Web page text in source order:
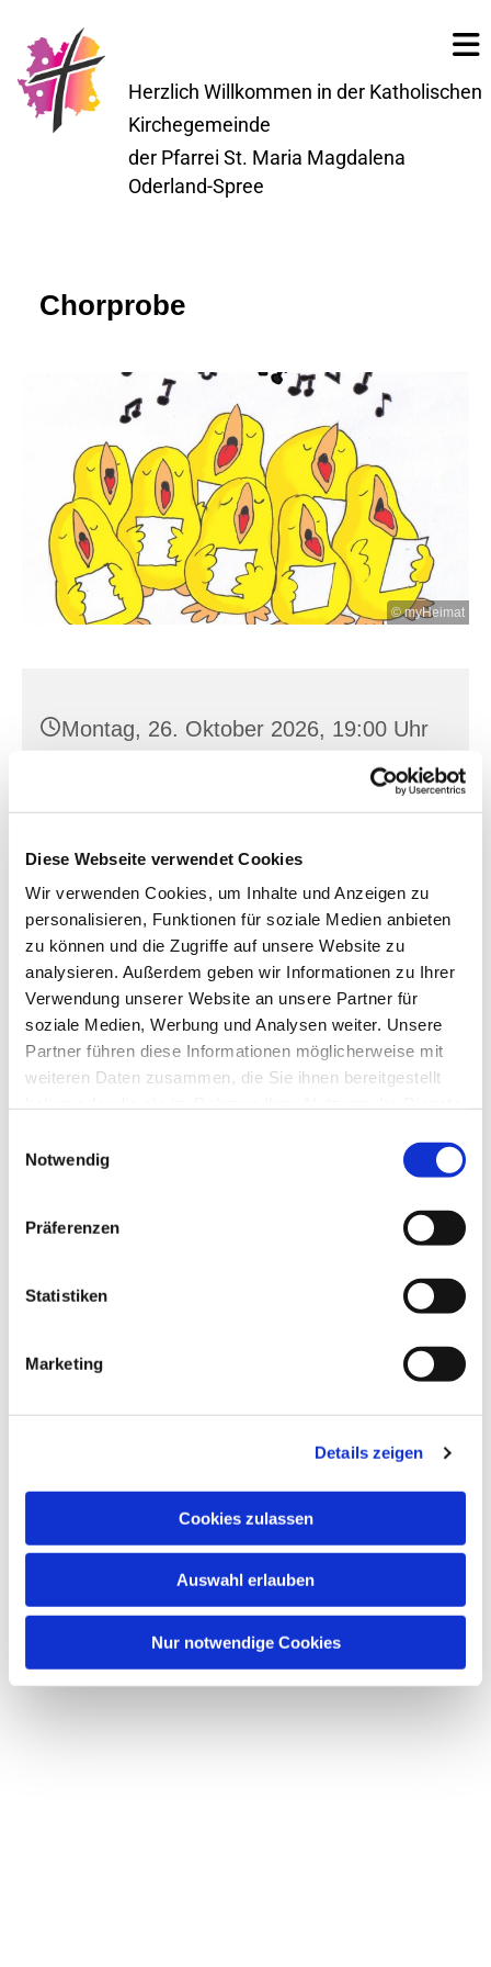
Diese Webseite verwendet Cookies
Wir verwenden Cookies, um Inhalte und Anzeigen zu
personalisieren, Funktionen für soziale Medien anbieten
zu können und die Zugriffe auf unsere Website zu
analysieren. Außerdem geben wir Informationen zu Ihrer
Verwendung unserer Website an unsere Partner für
soziale Medien, Werbung und Analysen weiter. Unsere
Partner führen diese Informationen möglicherweise mit
weiteren Daten zusammen, die Sie ihnen bereitgestellt
Notwendig
Präferenzen
Statistiken
Marketing
Details zeigen
Cookies zulassen
Auswahl erlauben
Nur notwendige Cookies
Herzlich Willkommen in der Katholischen
Kirchegemeinde
der Pfarrei St. Maria Magdalena
Oderland-Spree
Chorprobe
© myHeimat
Montag, 26. Oktober 2026, 19:00 Uhr
St. Joh. Baptist, Seilerplatz 2, 15517
Fürstenwalde/Spree
interessieren